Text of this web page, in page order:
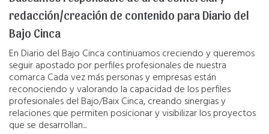
redacción/creación de contenido para Diario del
Bajo Cinca
En Diario del Bajo Cinca continuamos creciendo y queremos
seguir apostado por perfiles profesionales de nuestra
comarca Cada vez más personas y empresas están
reconociendo y valorando la capacidad de los perfiles
profesionales del Bajo/Baix Cinca, creando sinergias y
relaciones que permiten posicionar y visibilizar los proyectos
que se desarrollan...